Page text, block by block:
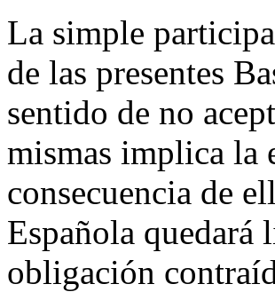
La simple
de las presentes
sentido de no
mismas implica la
consecuencia de
Española
obligación